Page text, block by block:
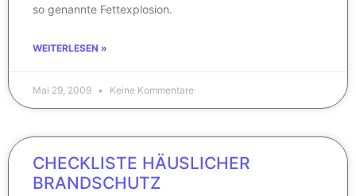
so genannte Fettexplosion.
WEITERLESEN »
Mai 29, 2009 Keine Kommentare
CHECKLISTE HÄUSLICHER
BRANDSCHUTZ